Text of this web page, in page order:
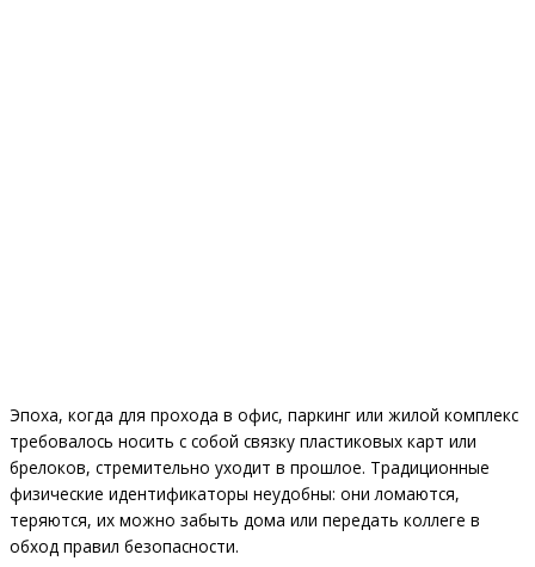
Эпоха, когда для прохода в офис, паркинг или жилой комплекс
требовалось носить с собой связку пластиковых карт или
брелоков, стремительно уходит в прошлое. Традиционные
физические идентификаторы неудобны: они ломаются,
теряются, их можно забыть дома или передать коллеге в
обход правил безопасности.